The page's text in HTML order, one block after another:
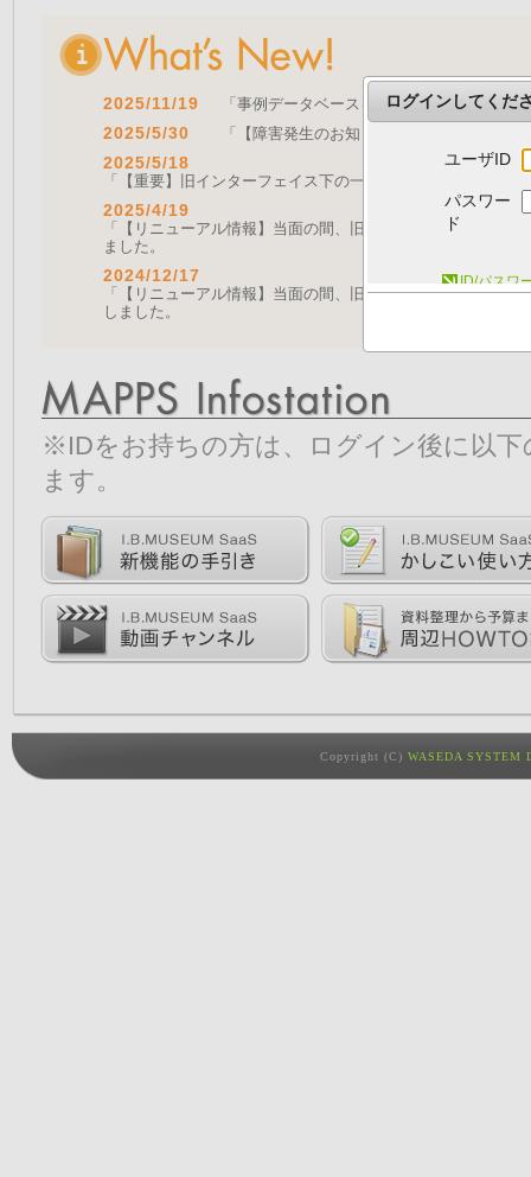
2025/11/19 「事例データベースを公開しました」 をア
2025/5/30 「【障害発生のお知らせ｜復旧済み】Web
2025/5/18
「【重要】旧インターフェイス下の一部機能の停止につい
2025/4/19
「【リニューアル情報】当面の間、旧画面をご利用いただ
ました。
2024/12/17
「【リニューアル情報】当面の間、旧画面をご利用いただ
しました。
※IDをお持ちの方は、ログイン後に以
ます。
Copyright (C) WASEDA SYSTEM
ログインしてくだ
ユーザID
パスワー
ド
ID/パスワ